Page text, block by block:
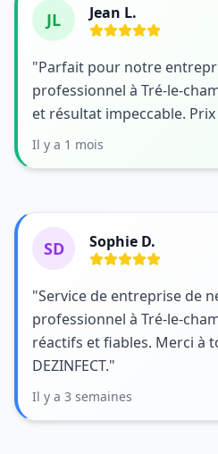
JL Jean L.
"Parfait pour notre
professionnel à Tré-le-
et résultat impeccable.
Il y a 1 mois
SD Sophie D.
"Service de entreprise de
professionnel à Tré-le-
réactifs et fiables. Merci à
DEZINFECT."
Il y a 3 semaines